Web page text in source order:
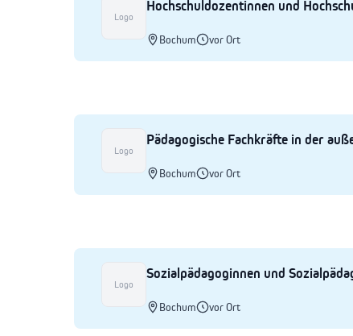
Logo
Hochschuldozentinnen und
Bochum vor Ort
Logo
Pädagogische Fachkräfte in der
Bochum vor Ort
Logo
Sozialpädagoginnen und
Bochum vor Ort